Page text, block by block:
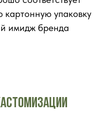
картонную упаковку
имидж бренда